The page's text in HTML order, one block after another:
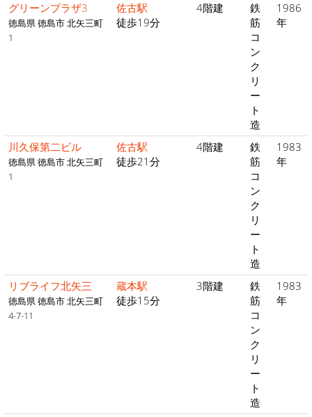
グリーンプラザ3
徳島県 徳島市 北矢三町
1
佐古駅
徒歩19分
4階建
鉄
筋
コ
ン
ク
リ
ー
ト
造
1986
年
川久保第二ビル
徳島県 徳島市 北矢三町
1
佐古駅
徒歩21分
4階建
鉄
筋
コ
ン
ク
リ
ー
ト
造
1983
年
リブライフ北矢三
徳島県 徳島市 北矢三町
4-7-11
蔵本駅
徒歩15分
3階建
鉄
筋
コ
ン
ク
リ
ー
ト
造
1983
年